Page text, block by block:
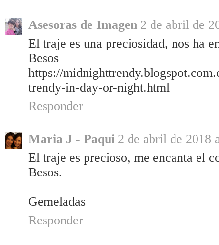
Asesoras de Imagen 2 de abril de
El traje es una preciosidad, nos ha
Besos
https://
trendy-in-day-or-night.html
Responder
Maria J - Paqui 2 de abril de 2018
El traje es precioso, me encanta el
Besos.
Gemeladas
Responder